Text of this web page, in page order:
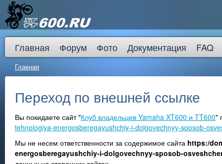
Главная Форум Фото Документация FAQ
Главная
Переход по внешней ссылке
Вы покидаете сайт "Клуб владельцев Yamaha XT600 и TT600"
tehnologiya-energosberegayushchiy-i-dolgovechnyy-sposob-
Мы не несем ответственности за содержимое сайта https:/
energosberegayushchiy-i-dolgovechnyy-sposob-